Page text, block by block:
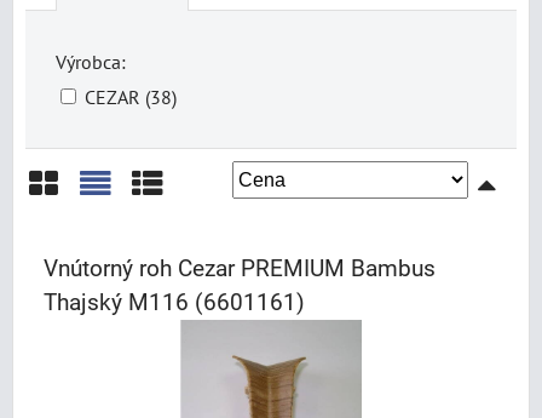
Výrobca:
CEZAR (38)
Vnútorný roh Cezar PREMIUM Bambus
Thajský M116 (6601161)